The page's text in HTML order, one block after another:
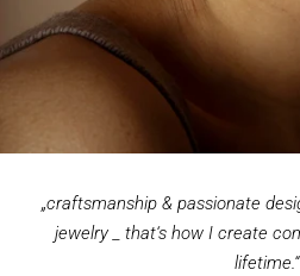
„craftsmanship & passionate
jewelry _ that‘s how I create
lifetime.“